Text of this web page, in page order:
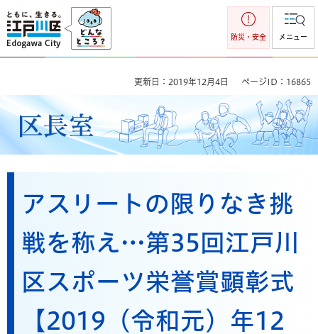
江戸川区
防災・安全 メニュー
更新日：2019年12月4日 ページID：16865
アスリートの限りなき挑
戦を称え…第35回江戸川
区スポーツ栄誉賞顕彰式
【2019（令和元）年12